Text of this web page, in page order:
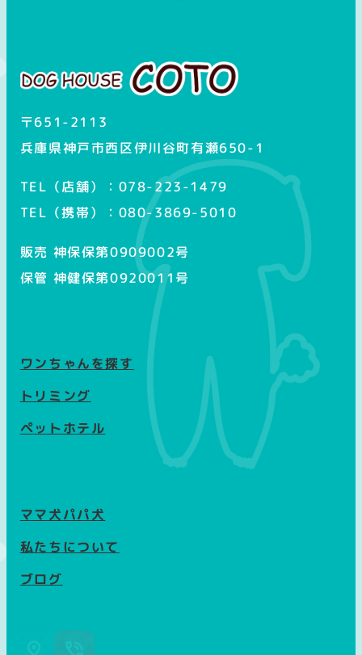
ム
〒651-2113
兵庫県神戸市西区伊川谷町有瀬650-1
TEL（店舗）：078-223-1479
TEL（携帯）：080-3869-5010
販売 神保保第0909002号
保管 神健保第0920011号
ワンちゃんを探す
トリミング
ペットホテル
ママ犬パパ犬
私たちについて
ブログ